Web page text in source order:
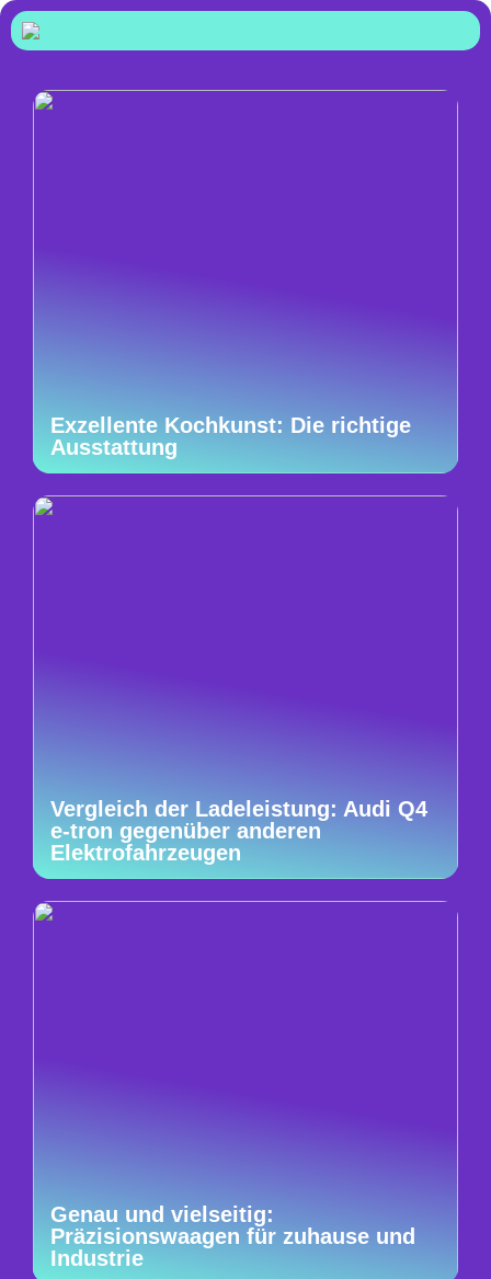
Exzellente Kochkunst: Die richtige
Ausstattung
Vergleich der Ladeleistung: Audi Q4
e-tron gegenüber anderen
Elektrofahrzeugen
Genau und vielseitig:
Präzisionswaagen für zuhause und
Industrie